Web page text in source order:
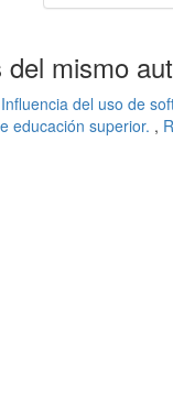
mismo
Influencia del uso de
educación superior. ,